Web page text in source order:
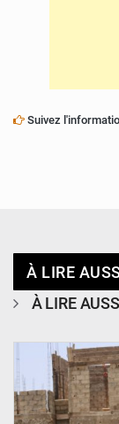
Suivez
À LIRE
À LIRE